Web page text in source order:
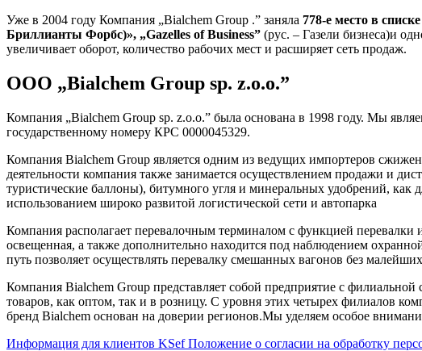
Уже в 2004 году Компания „Bialchem Group .” заняла 778-е место в
Бриллианты Форбс)», „Gazelles of Business” (рус. – Газели бизнеса)и
увеличивает оборот, количество рабочих мест и расширяет сеть продаж.
ООО „Bialchem Group sp. z.o.o.”
Компания „Bialchem Group sp. z.o.o.” была основана в 1998 году. Мы
государственному номеру КРС 0000045329.
Компания Bialchem Group является одним из ведущих импортеров
деятельности компания также занимается осуществлением продажи и
туристические баллоны), битумного угля и минеральных удобрений,
использованием широко развитой логистической сети и автопарка
Компания располагает перевалочным терминалом с функцией перевалки
освещенная, а также дополнительно находится под наблюдением
путь позволяет осуществлять перевалку смешанных вагонов без
Компания Bialchem Group представляет собой предприятие с
товаров, как оптом, так и в розницу. С уровня этих четырех филиалов
бренд Bialchem основан на доверии регионов.Мы уделяем особое
Информация для клиентов KSef Положение о согласии на обработку